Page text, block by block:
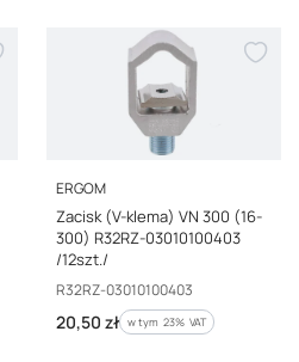
PRODUCENT
ERGOM
Zacisk (V-klema) VN 300 (16-
300) R32RZ-03010100403
/12szt./
Kod producenta
R32RZ-03010100403
Cena brutto
20,50 zł w tym %s VAT
w tym 23% VAT